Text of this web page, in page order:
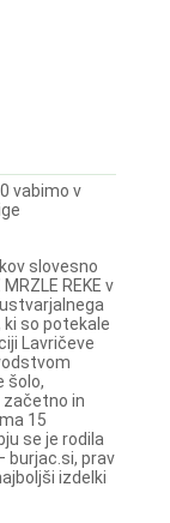
vabimo v
slovesno
REKE v
so potekale
Lavričeve
šolo,
začetno in
15
se je rodila
burjac.si, prav
izdelki